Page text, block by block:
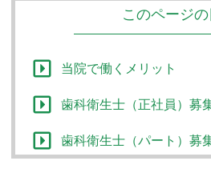
このページの
当院で働くメリット
歯科衛生士（正社員）募
歯科衛生士（パート）募